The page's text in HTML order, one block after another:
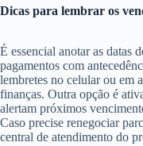
Dicas para lembrar os
É essencial anotar as datas
pagamentos com
lembretes no celular ou em
finanças. Outra opção é
alertam próximos
Caso precise renegociar
central de atendimento do